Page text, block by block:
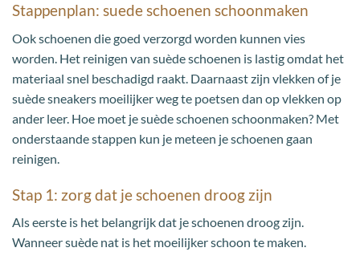
Stappenplan: suede schoenen schoonmaken
Ook schoenen die goed verzorgd worden kunnen vies
worden. Het reinigen van suède schoenen is lastig omdat het
materiaal snel beschadigd raakt. Daarnaast zijn vlekken of je
suède sneakers moeilijker weg te poetsen dan op vlekken op
ander leer. Hoe moet je suède schoenen schoonmaken? Met
onderstaande stappen kun je meteen je schoenen gaan
reinigen.
Stap 1: zorg dat je schoenen droog zijn
Als eerste is het belangrijk dat je schoenen droog zijn.
Wanneer suède nat is het moeilijker schoon te maken.